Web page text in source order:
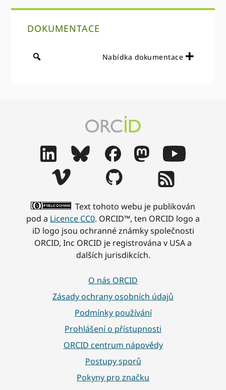
DOKUMENTACE
Nabídka dokumentace
Text tohoto webu je publikován
pod a Licence CC0. ORCID™, ten ORCID logo a
iD logo jsou ochranné známky společnosti
ORCID, Inc ORCID je registrována v USA a
dalších jurisdikcích.
O nás ORCID
Zásady ochrany osobních údajů
Podmínky používání
Prohlášení o přístupnosti
ORCID centrum nápovědy
Postupy sporů
Pokyny pro značku